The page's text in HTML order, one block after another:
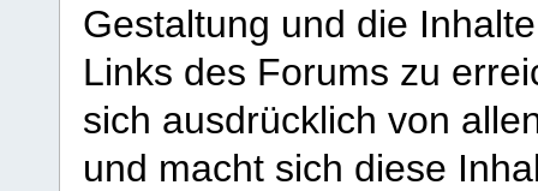
Gestaltung und die
Links des Forums zu
sich ausdrücklich von
und macht sich diese